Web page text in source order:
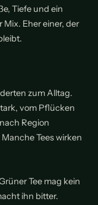
Tiefe und ein
Mix. Eher einer, der
zum Alltag.
vom Pflücken
Region
Tees wirken
Tee mag kein
ihn bitter.